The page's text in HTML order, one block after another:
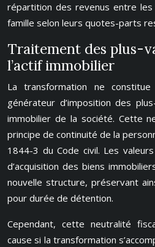
répartition des revenus entre
famille selon leurs quotes-parts
Traitement des plus-
l’actif immobilier
La transformation ne
générateur d’imposition des
immobilier de la société. Cette
principe de continuité de la
1844-3 du Code civil. Les
d’acquisition des biens
nouvelle structure, préservant
pour durée de détention.
Cependant, cette neutralité
cause si la transformation